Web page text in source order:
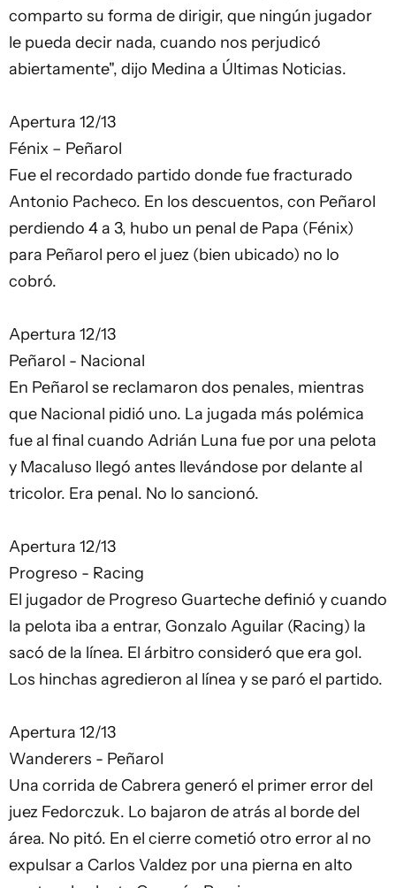
comparto su forma de dirigir, que ningún jugador
le pueda decir nada, cuando nos perjudicó
abiertamente", dijo Medina a Últimas Noticias.
Apertura 12/13
Fénix – Peñarol
Fue el recordado partido donde fue fracturado
Antonio Pacheco. En los descuentos, con Peñarol
perdiendo 4 a 3, hubo un penal de Papa (Fénix)
para Peñarol pero el juez (bien ubicado) no lo
cobró.
Apertura 12/13
Peñarol - Nacional
En Peñarol se reclamaron dos penales, mientras
que Nacional pidió uno. La jugada más polémica
fue al final cuando Adrián Luna fue por una pelota
y Macaluso llegó antes llevándose por delante al
tricolor. Era penal. No lo sancionó.
Apertura 12/13
Progreso - Racing
El jugador de Progreso Guarteche definió y cuando
la pelota iba a entrar, Gonzalo Aguilar (Racing) la
sacó de la línea. El árbitro consideró que era gol.
Los hinchas agredieron al línea y se paró el partido.
Apertura 12/13
Wanderers - Peñarol
Una corrida de Cabrera generó el primer error del
juez Fedorczuk. Lo bajaron de atrás al borde del
área. No pitó. En el cierre cometió otro error al no
expulsar a Carlos Valdez por una pierna en alto